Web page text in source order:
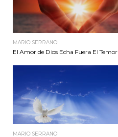
MARIO SERRANO
El Amor de Dios Echa Fuera El Temor
MARIO SERRANO